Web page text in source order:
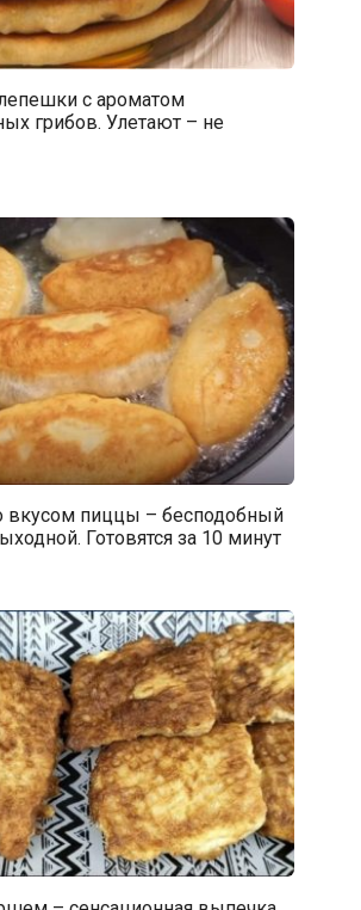
с ароматом
грибов. Улетают – не
вкусом пиццы – бесподобный
Готовятся за 10 минут